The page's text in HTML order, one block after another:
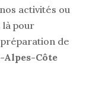
activités ou
là pour
de
Alpes-Côte